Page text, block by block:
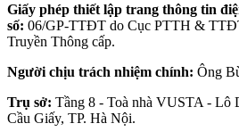
Giấy phép thiết lập trang thông tin
số: 06/GP-TTĐT do Cục PTTH &
Truyền Thông cấp.
Người chịu trách nhiệm chính: Ông
Trụ sở: Tầng 8 - Toà nhà VUSTA - Lô
Cầu Giấy, TP. Hà Nội.